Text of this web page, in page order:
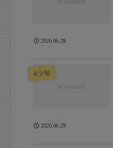
2026.06.28
未分類
2026.06.28